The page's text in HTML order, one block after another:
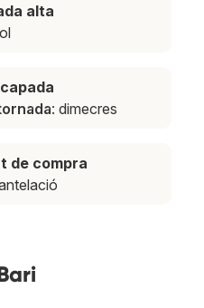
alta
: dimecres
de compra